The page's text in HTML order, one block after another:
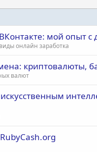
мой опыт
онлайн заработка
криптовалюты,
валют